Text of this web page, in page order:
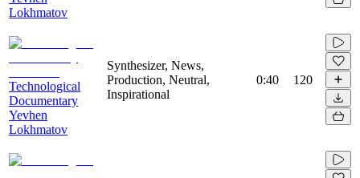
Lokhmatov
Technological
Documentary
Yevhen
Lokhmatov
Synthesizer, News,
Production, Neutral,
Inspirational
0:40 120